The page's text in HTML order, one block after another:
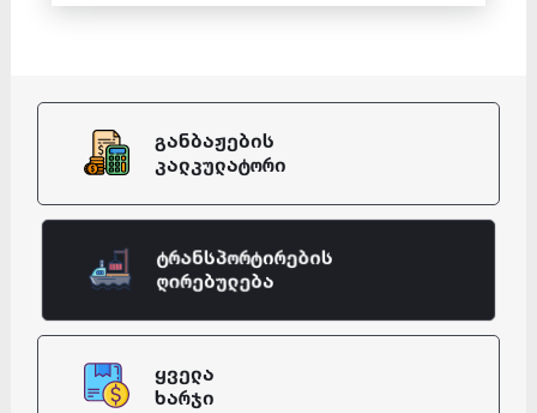
განბაჟების
კალკულატორი
ტრანსპორტირების
ღირებულება
ყველა
ხარჯი